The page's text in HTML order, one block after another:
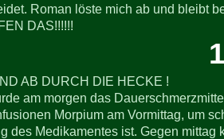
Roman löste mich ab und bleibt
DAS!!!!!!
AB DURCH DIE HECKE !
am morgen das
Morpium am Vormittag, um
des Medikamentes ist. Gegen